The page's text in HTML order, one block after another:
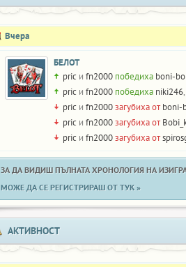
Вчера
БЕЛОТ
pric и fn2000 победиха boni-
pric и fn2000 победиха niki246,
pric и fn2000загубиха от boni-
pric и fn2000загубиха от
pric и fn2000загубиха от
ЗА ДА ВИДИШ ПЪЛНАТА ХРОНОЛОГИЯ НА
МОЖЕ ДА СЕ РЕГИСТРИРАШ ОТ ТУК »
АКТИВНОСТ